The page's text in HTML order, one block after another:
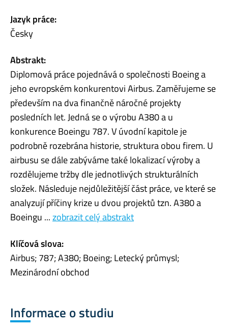
Jazyk práce:
Česky
Abstrakt:
Diplomová práce pojednává o společnosti Boeing a
jeho evropském konkurentovi Airbus. Zaměřujeme se
především na dva finančně náročné projekty
posledních let. Jedná se o výrobu A380 a u
konkurence Boeingu 787. V úvodní kapitole je
podrobně rozebrána historie, struktura obou firem. U
airbusu se dále zabýváme také lokalizací výroby a
rozdělujeme tržby dle jednotlivých strukturálních
složek. Následuje nejdůležitější část práce, ve které se
analyzují příčiny krize u dvou projektů tzn. A380 a
Boeingu ...zobrazit celý abstrakt
Klíčová slova:
Airbus; 787; A380; Boeing; Letecký průmysl;
Mezinárodní obchod
Informace o studiu